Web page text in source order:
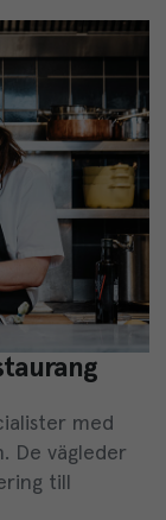
med
De vägleder
till